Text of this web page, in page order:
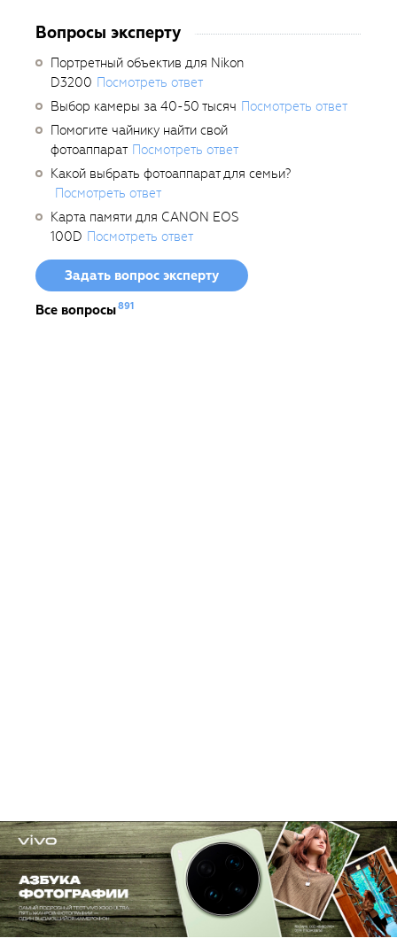
Вопросы эксперту
Портретный объектив для Nikon
D3200 Посмотреть ответ
Выбор камеры за 40-50 тысяч Посмотреть ответ
Помогите чайнику найти свой
фотоаппарат Посмотреть ответ
Какой выбрать фотоаппарат для семьи?
Посмотреть ответ
Карта памяти для CANON EOS
100D Посмотреть ответ
Задать вопрос эксперту
Все вопросы891